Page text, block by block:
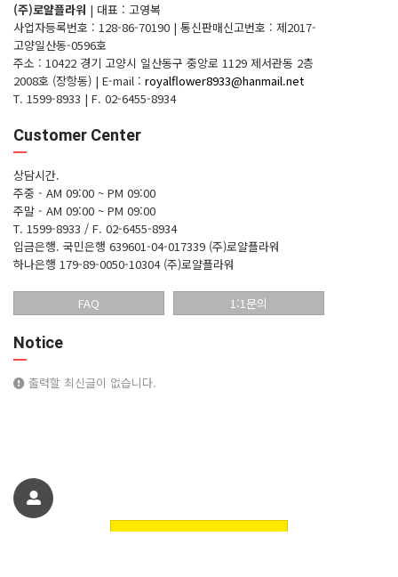
(주)로얄플라워 | 대표 : 고영복
사업자등록번호 : 128-86-70190 | 통신판매신고번호 : 제2017-
고양일산동-0596호
주소 : 10422 경기 고양시 일산동구 중앙로 1129 제서관동 2층
2008호 (장항동) | E-mail : royalflower8933@hanmail.net
T. 1599-8933 | F. 02-6455-8934
Customer Center
상담시간.
주중 - AM 09:00 ~ PM 09:00
주말 - AM 09:00 ~ PM 09:00
T. 1599-8933 / F. 02-6455-8934
입금은행. 국민은행 639601-04-017339 (주)로얄플라워
하나은행 179-89-0050-10304 (주)로얄플라워
FAQ 1:1문의
Notice
출력할 최신글이 없습니다.
친구에게 추천하기